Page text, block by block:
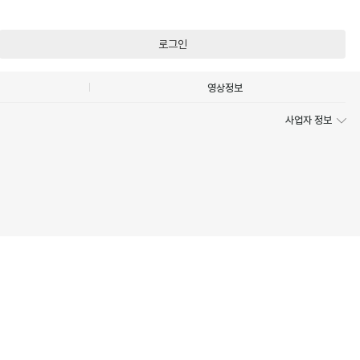
로그인
영상정보
사업자 정보